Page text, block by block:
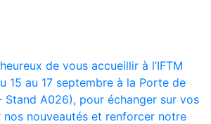
de vous accueillir à l’IFTM
15 au 17 septembre à la Porte de
Stand A026), pour échanger sur vos
nouveautés et renforcer notre